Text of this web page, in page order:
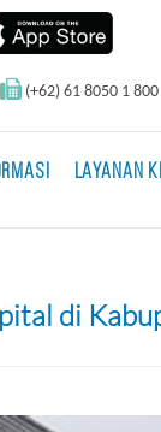
(+62) 61 8050 1 800
LAYANAN
di